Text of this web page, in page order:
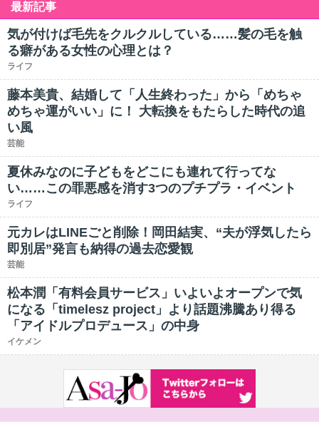
最新記事
気が付けば毛先をクルクルしている……髪の毛を触
る癖がある女性の心理とは？
ライフ
藤本美貴、結婚して「人生終わった」から「めちゃ
めちゃ運がいい」に！ 大転換をもたらした時代の追
い風
芸能
夏休みなのに子どもをどこにも連れて行ってな
い……この罪悪感を消す3つのプチプラ・イベント
ライフ
元カレはLINEごと削除！岡田結実、“夫が浮気したら
即別居”発言も納得の過去恋愛観
芸能
松本潤「有料会員サービス」いよいよオープンで気
になる「timelesz project」より話題沸騰あり得る
「アイドルプロデュース」の中身
イケメン